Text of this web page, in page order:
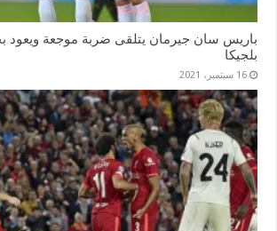
باريس سان جيرمان يتلقى ضربة موجعة ويعود
بلجيكا
16 سبتمبر، 2021